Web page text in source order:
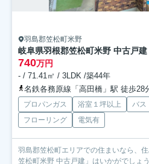
羽島郡笠松町米野
岐阜県羽根郡笠松町米野 中古戸建
740万円
- / 71.41㎡ / 3LDK /築44年
名鉄各務原線「高田橋」駅 徒歩28
プロパンガス 浴室１坪以上 バス
フローリング
電気有
羽島郡笠松町エリアでの住まいなら、
笠松町米野 中古戸建」はいかがでしょ